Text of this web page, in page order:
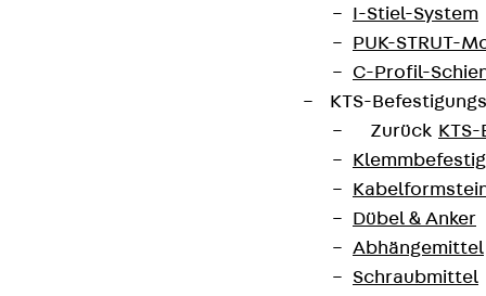
I-Stiel-System
PUK-STRUT-
C-Profil-
KTS-
Zurück
Dübel & Anker
Abhängemittel
Schraubmittel